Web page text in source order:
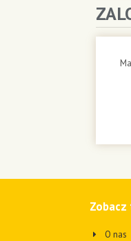
Zobacz
O nas